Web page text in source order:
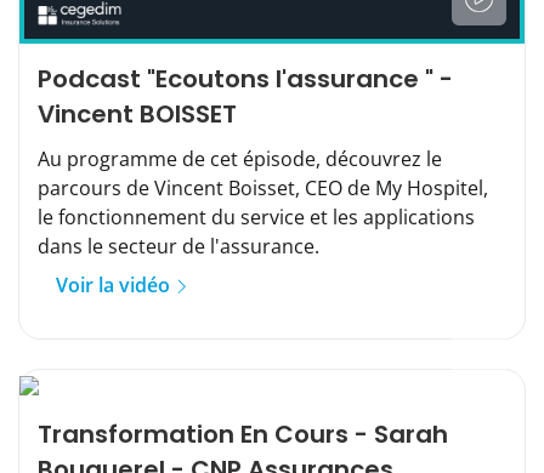
Podcast "Ecoutons l'assurance " -
Vincent BOISSET
Au programme de cet épisode, découvrez le
parcours de Vincent Boisset, CEO de My Hospitel,
le fonctionnement du service et les applications
dans le secteur de l'assurance.
Voir la vidéo
Transformation En Cours - Sarah